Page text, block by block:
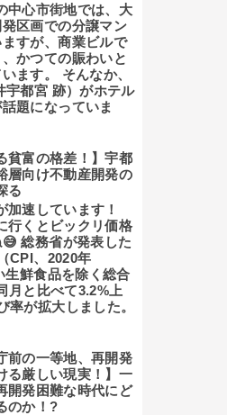
中心市街地では、大
区画での分譲マン
すが、商業ビルで
かつての賑わいと
ます。 そんなか、
宇都宮 跡）がホテル
題になっていま
貧富の格差！】宇都
層向け不動産開発の
る
加速しています！
行くとビックリ価格
総務省が発表した
CPI、2020年
生鮮食品を除く総合
月と比べて3.2%上
率が拡大しました。
前の一等地、再開発
る厳しい現実！】一
開発困難な時代にど
のか！?